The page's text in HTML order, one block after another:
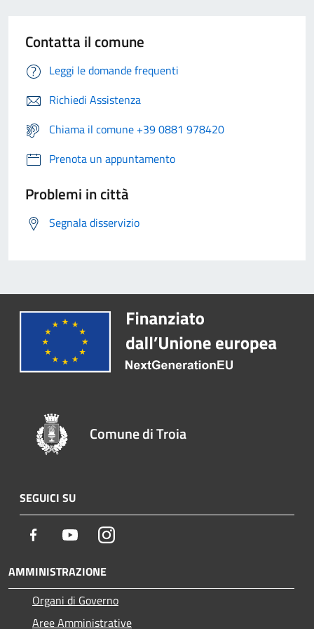
Contatta il comune
Leggi le domande frequenti
Richiedi Assistenza
Chiama il comune +39 0881 978420
Prenota un appuntamento
Problemi in città
Segnala disservizio
Comune di Troia
SEGUICI SU
Facebook YoutubeInstagram
AMMINISTRAZIONE
Organi di Governo
Aree Amministrative